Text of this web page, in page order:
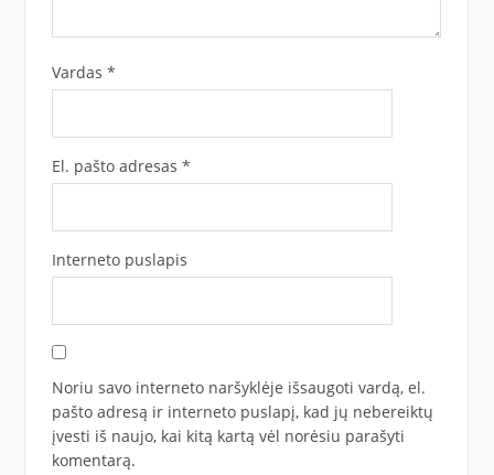
Vardas *
El. pašto adresas *
Interneto puslapis
Noriu savo interneto naršyklėje išsaugoti vardą, el.
pašto adresą ir interneto puslapį, kad jų nebereiktų
įvesti iš naujo, kai kitą kartą vėl norėsiu parašyti
komentarą.